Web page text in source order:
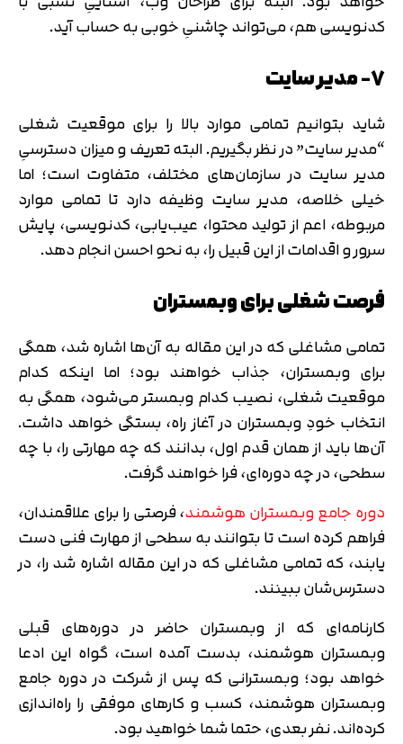
کدنویسی هم، می‌تواند چاشنیِ خوبی به حساب آید.
7- مدیر سایت
شاید بتوانیم تمامی موارد بالا را برای موقعیت شغلی
“مدیر سایت” در نظر بگیریم. البته تعریف و میزان دسترسیِ
مدیر سایت در سازمان‌های مختلف، متفاوت است؛ اما
خیلی خلاصه، مدیر سایت وظیفه دارد تا تمامی موارد
مربوطه، اعم از تولید محتوا، عیب‌‌یابی، کدنویسی، پایش
سرور و اقدامات از این قبیل را، به نحو احسن انجام دهد.
فرصت شغلی برای وبمستران
تمامی مشاغلی که در این مقاله به آن‌ها اشاره شد، همگی
برای وبمستران، جذاب خواهند بود؛ اما اینکه کدام
موقعیت شغلی، نصیب کدام وبمستر می‌شود، همگی به
انتخاب خودِ وبمستران در آغاز راه، بستگی خواهد داشت.
آن‌ها باید از همان قدم اول، بدانند که چه مهارتی را، با چه
سطحی، در چه دوره‌ای، فرا خواهند گرفت.
دوره جامع وبمستران هوشمند، فرصتی را برای علاقمندان،
فراهم کرده است تا بتوانند به سطحی از مهارت فنی دست
یابند، که تمامی مشاغلی که در این مقاله اشاره شد را، در
دسترس‌شان ببینند.
کارنامه‌ای که از وبمستران حاضر در دوره‌های قبلی
وبمستران هوشمند، بدست آمده است، گواه این ادعا
خواهد بود؛ وبمسترانی که پس از شرکت در دوره جامع
وبمستران هوشمند، کسب و کارهای موفقی را راه‌اندازی
کرده‌اند. نفر بعدی، حتما شما خواهید بود.